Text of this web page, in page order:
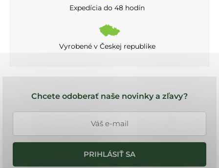
Expedícia do 48 hodín
Vyrobené v Českej republike
Chcete odoberať naše novinky a zľavy?
PRIHLÁSIŤ SA